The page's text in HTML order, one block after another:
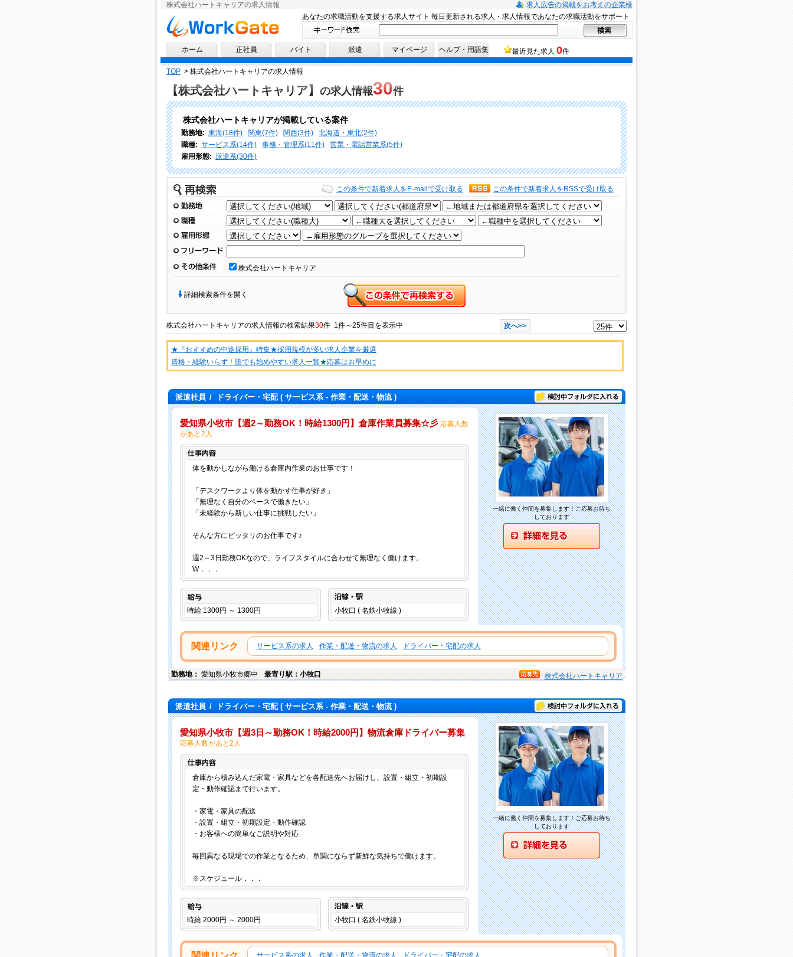
株式会社ハートキャリアの求人情報
求人広告の掲載をお考えの企業様
求人情報ならワークゲートへ！
あなたの求職活動を支援する求人サイト 毎日更新される求人・求人情報であなたの求職活動をサポート
ホーム 正社員 バイト 派遣 マイページ ヘルプ・用語集 最近見た求人 0件
TOP > 株式会社ハートキャリアの求人情報
【株式会社ハートキャリア】 の求人情報30件
株式会社ハートキャリアが掲載している案件
勤務地: 東海(18件) 関東(7件) 関西(3件)
北海道・東北(2件)
職種: サービス系(14件) 事務・管理系(11件)
営業・電話営業系(5件)
雇用形態: 派遣系(30件)
再検索 この条件で新着求人をRSSで受け取る
この条件で新着求人をE-mailで受け取る
勤務地
職種
雇用形態
フリーワード
その他条件 株式会社ハートキャリア
詳細検索条件を開く
株式会社ハートキャリアの求人情報の検索結果30件 1件～25件目を表示中 次へ>>
★『おすすめの中途採用』特集★採用規模が多い求人企業を厳選
資格・経験いらず！誰でも始めやすい求人一覧★応募はお早めに
派遣社員 / ドライバー・宅配( サービス系 - 作業・配送・物流 ) 検討中フォルダに入れる
愛知県小牧市【週2～勤務OK！時給1300円】倉庫作業員募集☆彡応募人数
があと2人
体を動かしながら働ける倉庫内作業のお仕事です！
「デスクワークより体を動かす仕事が好き」
「無理なく自分のペースで働きたい」
「未経験から新しい仕事に挑戦したい」
そんな方にピッタリのお仕事です♪
週2～3日勤務OKなので、ライフスタイルに合わせて無理なく働けます。
W．．．
給与
時給 1300円 ～ 1300円 小牧口 ( 名鉄小牧線 )
一緒に働く仲間を募集します！ご応募お待ち
しております
関連リンク サービス系の求人 作業・配送・物流の求人 ドライバー・宅配の求人
勤務地： 愛知県小牧市郷中 最寄り駅：小牧口 株式会社ハートキャリア
派遣社員 / ドライバー・宅配( サービス系 - 作業・配送・物流 ) 検討中フォルダに入れる
愛知県小牧市【週3日～勤務OK！時給2000円】物流倉庫ドライバー募集
応募人数があと2人
倉庫から積み込んだ家電・家具などを各配送先へお届けし、設置・組立・初期設
定・動作確認まで行います。
・家電・家具の配送
・設置・組立・初期設定・動作確認
・お客様への簡単なご説明や対応
毎回異なる現場での作業となるため、単調にならず新鮮な気持ちで働けます。
※スケジュール．．．
給与
時給 2000円 ～ 2000円 小牧口 ( 名鉄小牧線 )
一緒に働く仲間を募集します！ご応募お待ち
しております
サービス系の求人 作業・配送・物流の求人 ドライバー・宅配の求人